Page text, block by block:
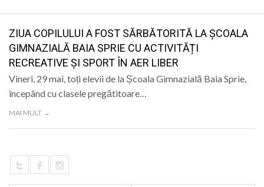
SANATATE
SPORT
SPECIAL
POLITIC
ZIUA COPILULUI A FOST SĂRBĂTORITĂ LA ȘCOALA
GIMNAZIALĂ BAIA SPRIE CU ACTIVITĂȚI
RECREATIVE ȘI SPORT ÎN AER LIBER
Vineri, 29 mai, toți elevii de la Școala Gimnazială Baia Sprie,
începând cu clasele pregătitoare…
MAI MULT →